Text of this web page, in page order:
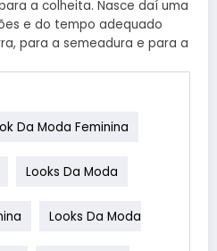
a colheita. Nasce daí uma
e do tempo adequado
para a semeadura e para a
Da Moda Feminina
Looks Da Moda
Looks Da Moda